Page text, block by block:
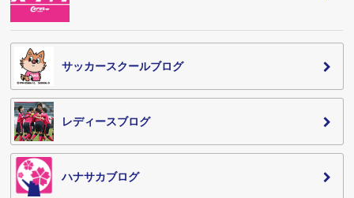
サッカースクールブログ
レディースブログ
ハナサカブログ